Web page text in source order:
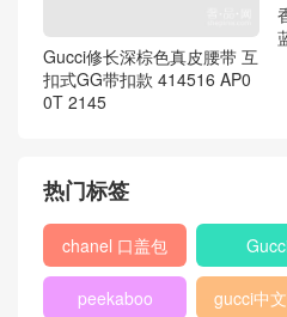
Gucci修长深棕色真皮腰带 互
扣式GG带扣款 414516 AP0
0T 2145
热门标签
chanel 口盖包
peekaboo gucci中